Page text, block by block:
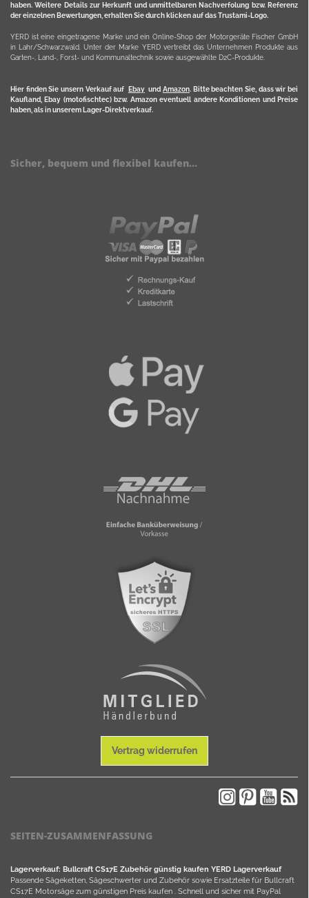
haben. Weitere Details zur Herkunft und unmittelbaren Nachverfolung bzw. Referenz
der einzelnen Bewertungen, erhalten Sie durch klicken auf das Trustami-Logo.
YERD ist eine eingetragene Marke und ein Online-Shop der Motorgeräte Fischer GmbH
in Lahr/Schwarzwald. Unter der Marke YERD vertreibt das Unternehmen Produkte aus
Garten-, Land-, Forst- und Kommunaltechnik sowie ausgewählte D2C-Produkte.
Hier finden Sie unsern Verkauf auf Ebayund Amazon. Bitte beachten Sie, dass wir bei
Kaufland, Ebay (motofischtec) bzw. Amazon eventuell andere Konditionen und Preise
haben, als in unserem Lager-Direktverkauf.
Sicher, bequem und flexibel kaufen...
Vertrag widerrufen
SEITEN-ZUSAMMENFASSUNG
Lagerverkauf: Bullcraft CS17E Zubehör günstig kaufen YERD Lagerverkauf
Passende Sägeketten, Sägeschwerter und Zubehör sowie Ersatzteile für Bullcraft
CS17E Motorsäge zum günstigen Preis kaufen . Schnell und sicher mit PayPal